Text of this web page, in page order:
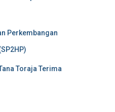
Perkembangan
Toraja Terima